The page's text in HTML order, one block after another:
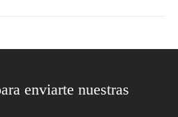
enviarte nuestras